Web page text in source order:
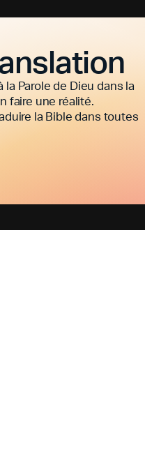
Parole de Dieu dans la
faire une réalité.
la Bible dans toutes